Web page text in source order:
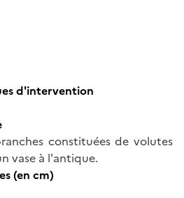
d'intervention
constituées de volutes
vase à l'antique.
(en cm)